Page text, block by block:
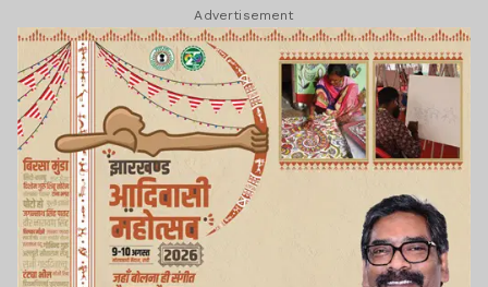
Advertisement